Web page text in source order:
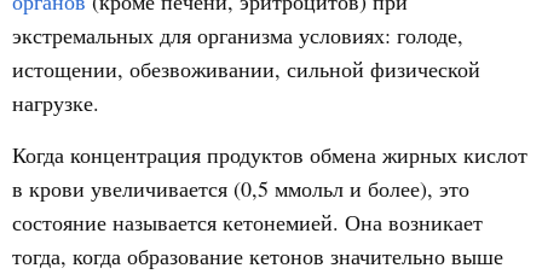
экстремальных для организма условиях: голоде,
истощении, обезвоживании, сильной физической
нагрузке.
Когда концентрация продуктов обмена жирных кислот
в крови увеличивается (0,5 ммольл и более), это
состояние называется кетонемией. Она возникает
тогда, когда образование кетонов значительно выше